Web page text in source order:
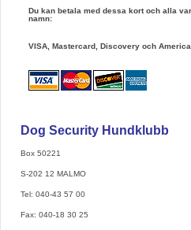
Du kan betala med dessa kort och alla
namn:
VISA, Mastercard, Discovery och
Dog Security Hundklubb
Box 50221
S-202 12 MALMO
Tel: 040-43 57 00
Fax: 040-18 30 25